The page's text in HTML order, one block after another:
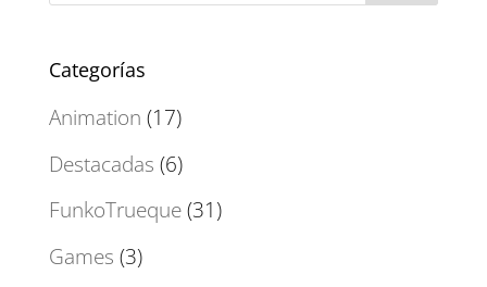
Categorías
Animation (17)
Destacadas (6)
FunkoTrueque(31)
Games (3)